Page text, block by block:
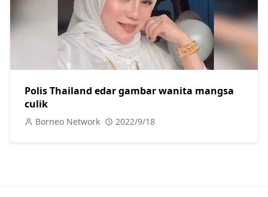
Polis Thailand edar gambar wanita mangsa
culik
Borneo Network 2022/9/18